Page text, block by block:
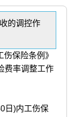
的调控作
保险条例》
费率调整工作
日)内工伤保